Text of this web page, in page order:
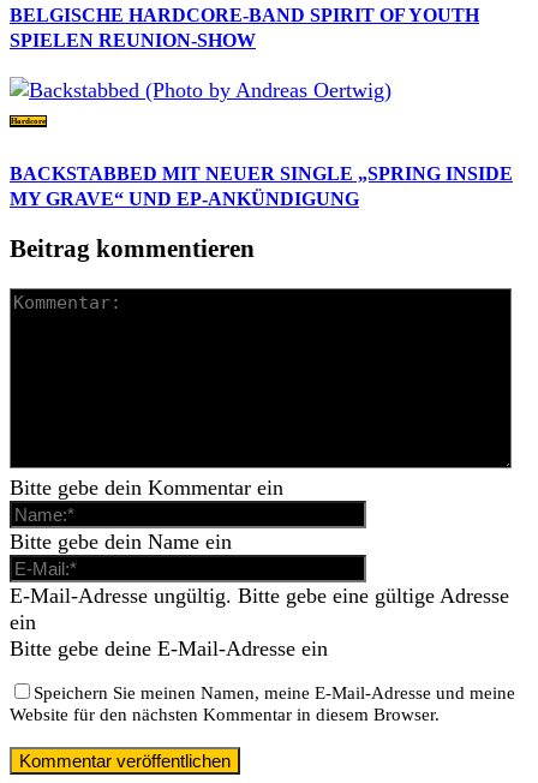
BELGISCHE HARDCORE-BAND SPIRIT OF YOUTH
SPIELEN REUNION-SHOW
Hardcore
BACKSTABBED MIT NEUER SINGLE „SPRING INSIDE
MY GRAVE“ UND EP-ANKÜNDIGUNG
Beitrag kommentieren
Bitte gebe dein Kommentar ein
Bitte gebe dein Name ein
E-Mail-Adresse ungültig. Bitte gebe eine gültige Adresse
ein
Bitte gebe deine E-Mail-Adresse ein
Speichern Sie meinen Namen, meine E-Mail-Adresse und meine
Website für den nächsten Kommentar in diesem Browser.